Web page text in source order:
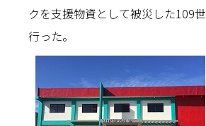
クを支援物資として被災した109
行った。